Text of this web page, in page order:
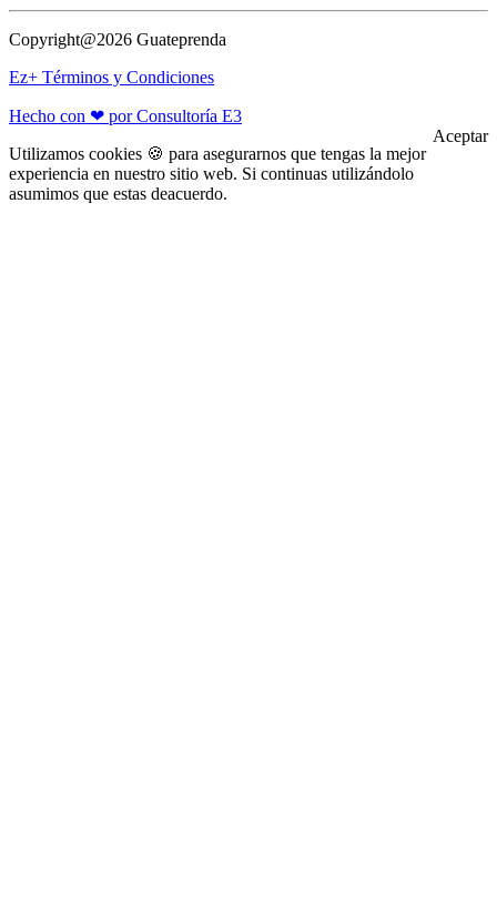
Copyright@2026 Guateprenda
Ez+ Términos y Condiciones
Hecho con ❤ por Consultoría E3
Utilizamos cookies 🍪 para asegurarnos que tengas la mejor
experiencia en nuestro sitio web. Si continuas utilizándolo
asumimos que estas deacuerdo.
Aceptar